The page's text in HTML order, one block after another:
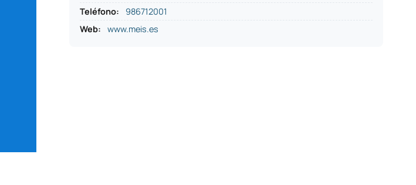
Teléfono:
986712001
Web:
www.meis.es